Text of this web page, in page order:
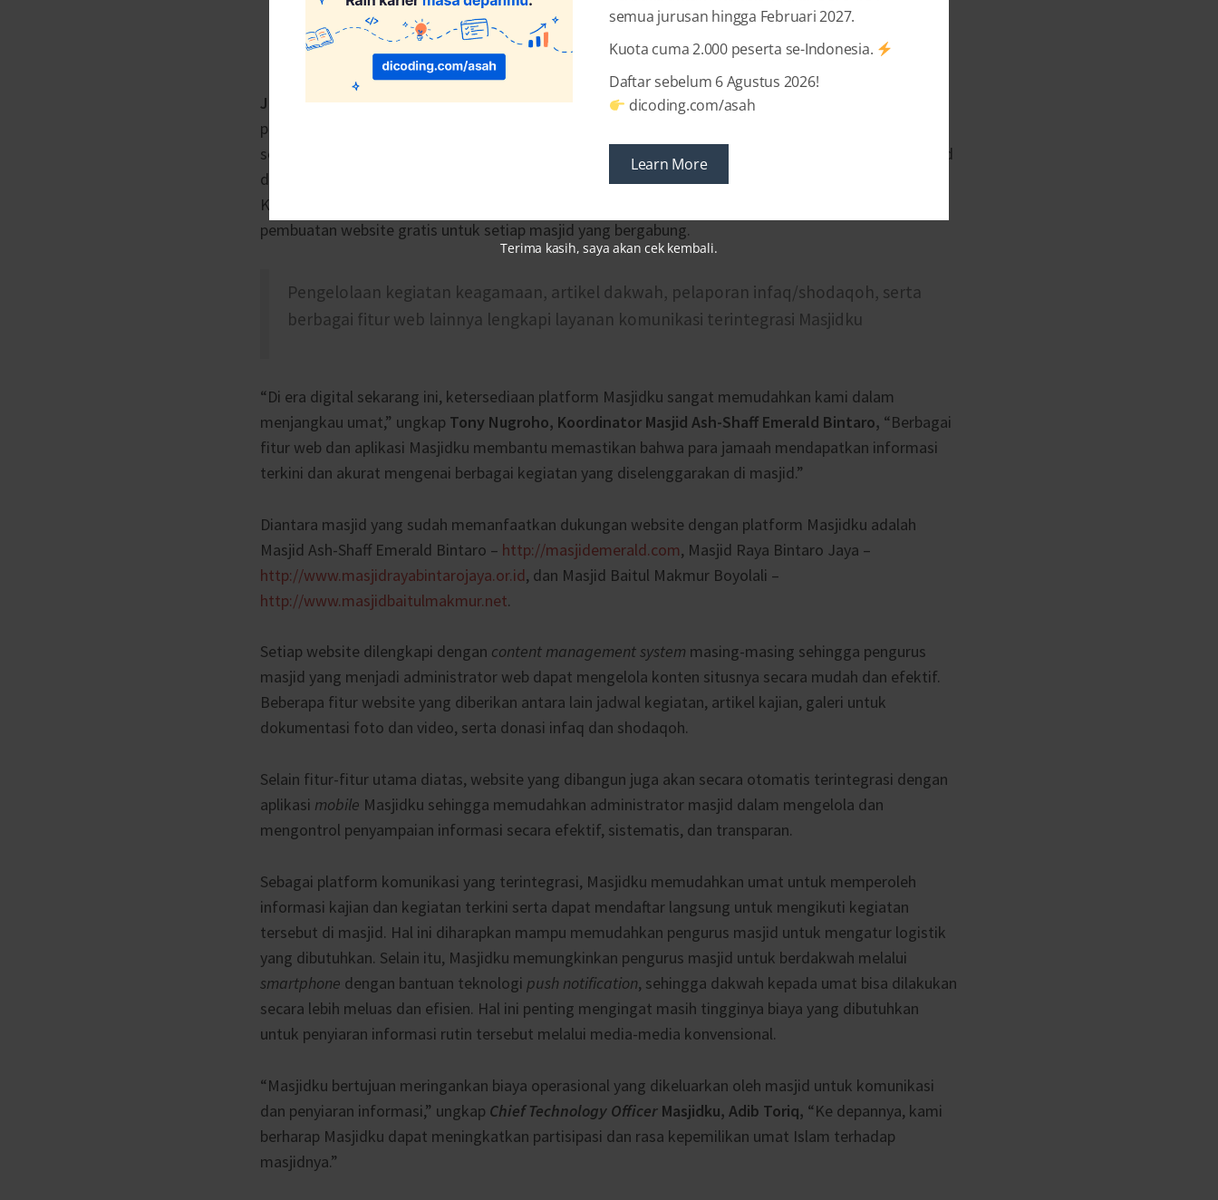
Jakarta –Dalam empat bulan sejak peluncurannya, aplikasi Masjidku telah memikat 5,000 orang
pengguna dan 50 masjid untuk bergabung dan memanfaatkan berbagai layanan komunikasi Masjidku
sebagai sarana dalam menjembatani masjid dan umatnya. Masjidku menjadi media komunikasi masjid
dalam penyampaian dakwah, pengelolaan kegiatan keagamaan, serta pelaporan infaq dan shodaqoh.
Kini, untuk melengkapi jembatan informasi antara masjid dan umat, Masjidku meluncurkan layanan
pembuatan website gratis untuk setiap masjid yang bergabung.
Pengelolaan kegiatan keagamaan, artikel dakwah, pelaporan infaq/shodaqoh, serta
berbagai fitur web lainnya lengkapi layanan komunikasi terintegrasi Masjidku
“Di era digital sekarang ini, ketersediaan platform Masjidku sangat memudahkan kami dalam
menjangkau umat,” ungkap Tony Nugroho, Koordinator Masjid Ash-Shaff Emerald Bintaro, “Berbagai
fitur web dan aplikasi Masjidku membantu memastikan bahwa para jamaah mendapatkan informasi
terkini dan akurat mengenai berbagai kegiatan yang diselenggarakan di masjid.”
Diantara masjid yang sudah memanfaatkan dukungan website dengan platform Masjidku adalah
Masjid Ash-Shaff Emerald Bintaro – http://masjidemerald.com, Masjid Raya Bintaro Jaya –
http://www.masjidrayabintarojaya.or.id, dan Masjid Baitul Makmur Boyolali –
http://www.masjidbaitulmakmur.net.
Setiap website dilengkapi dengan content management system masing-masing sehingga pengurus
masjid yang menjadi administrator web dapat mengelola konten situsnya secara mudah dan efektif.
Beberapa fitur website yang diberikan antara lain jadwal kegiatan, artikel kajian, galeri untuk
dokumentasi foto dan video, serta donasi infaq dan shodaqoh.
Selain fitur-fitur utama diatas, website yang dibangun juga akan secara otomatis terintegrasi dengan
aplikasi mobile Masjidku sehingga memudahkan administrator masjid dalam mengelola dan
mengontrol penyampaian informasi secara efektif, sistematis, dan transparan.
Sebagai platform komunikasi yang terintegrasi, Masjidku memudahkan umat untuk memperoleh
informasi kajian dan kegiatan terkini serta dapat mendaftar langsung untuk mengikuti kegiatan
tersebut di masjid. Hal ini diharapkan mampu memudahkan pengurus masjid untuk mengatur logistik
yang dibutuhkan. Selain itu, Masjidku memungkinkan pengurus masjid untuk berdakwah melalui
smartphone dengan bantuan teknologi push notification, sehingga dakwah kepada umat bisa dilakukan
secara lebih meluas dan efisien. Hal ini penting mengingat masih tingginya biaya yang dibutuhkan
untuk penyiaran informasi rutin tersebut melalui media-media konvensional.
“Masjidku bertujuan meringankan biaya operasional yang dikeluarkan oleh masjid untuk komunikasi
dan penyiaran informasi,” ungkap Chief Technology Officer Masjidku, Adib Toriq, “Ke depannya, kami
berharap Masjidku dapat meningkatkan partisipasi dan rasa kepemilikan umat Islam terhadap
masjidnya.”
semua jurusan hingga Februari 2027.
Kuota cuma 2.000 peserta se-Indonesia.
Daftar sebelum 6 Agustus 2026!
dicoding.com/asah
Learn More
Terima kasih, saya akan cek kembali.